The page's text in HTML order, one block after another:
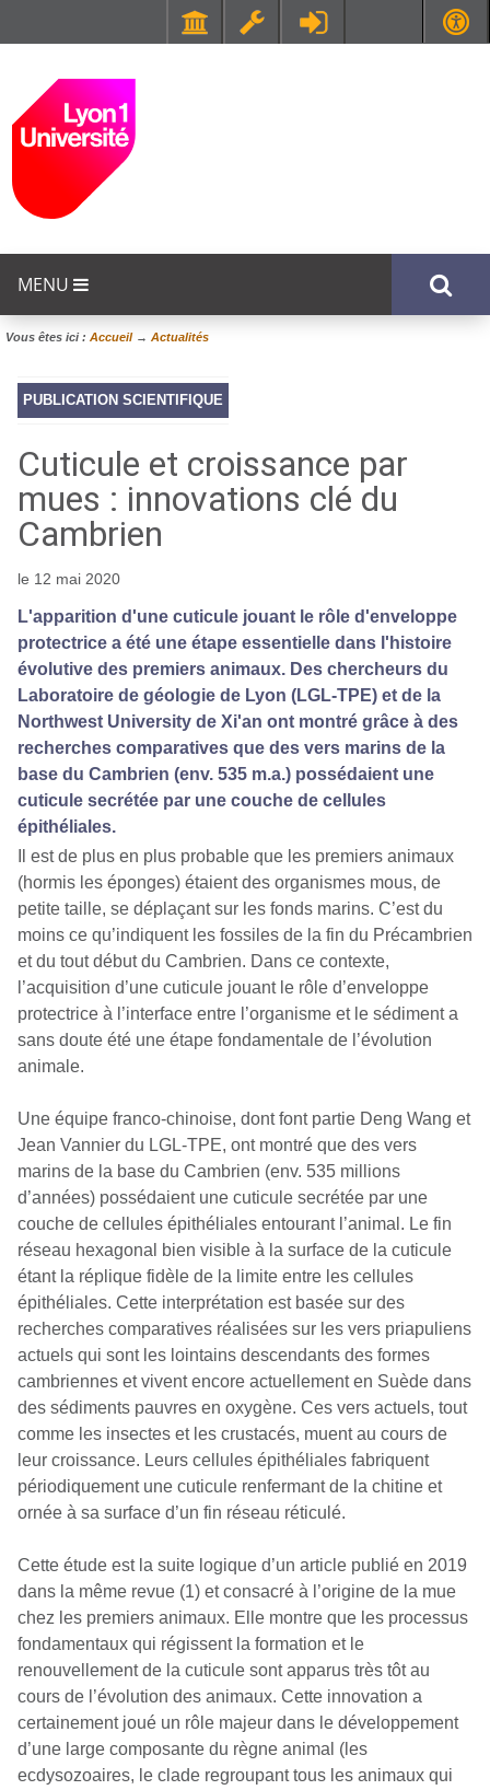
MENU
Vous êtes ici : Accueil→ Actualités
PUBLICATION SCIENTIFIQUE
Cuticule et croissance par
mues : innovations clé du
Cambrien
le 12 mai 2020
L'apparition d'une cuticule jouant le rôle d'enveloppe
protectrice a été une étape essentielle dans l'histoire
évolutive des premiers animaux. Des chercheurs du
Laboratoire de géologie de Lyon (LGL-TPE) et de la
Northwest University de Xi'an ont montré grâce à des
recherches comparatives que des vers marins de la
base du Cambrien (env. 535 m.a.) possédaient une
cuticule secrétée par une couche de cellules
épithéliales.
Il est de plus en plus probable que les premiers animaux
(hormis les éponges) étaient des organismes mous, de
petite taille, se déplaçant sur les fonds marins. C’est du
moins ce qu’indiquent les fossiles de la fin du Précambrien
et du tout début du Cambrien. Dans ce contexte,
l’acquisition d’une cuticule jouant le rôle d’enveloppe
protectrice à l’interface entre l’organisme et le sédiment a
sans doute été une étape fondamentale de l’évolution
animale.
Une équipe franco-chinoise, dont font partie Deng Wang et
Jean Vannier du LGL-TPE, ont montré que des vers
marins de la base du Cambrien (env. 535 millions
d’années) possédaient une cuticule secrétée par une
couche de cellules épithéliales entourant l’animal. Le fin
réseau hexagonal bien visible à la surface de la cuticule
étant la réplique fidèle de la limite entre les cellules
épithéliales. Cette interprétation est basée sur des
recherches comparatives réalisées sur les vers priapuliens
actuels qui sont les lointains descendants des formes
cambriennes et vivent encore actuellement en Suède dans
des sédiments pauvres en oxygène. Ces vers actuels, tout
comme les insectes et les crustacés, muent au cours de
leur croissance. Leurs cellules épithéliales fabriquent
périodiquement une cuticule renfermant de la chitine et
ornée à sa surface d’un fin réseau réticulé.
Cette étude est la suite logique d’un article publié en 2019
dans la même revue (1) et consacré à l’origine de la mue
chez les premiers animaux. Elle montre que les processus
fondamentaux qui régissent la formation et le
renouvellement de la cuticule sont apparus très tôt au
cours de l’évolution des animaux. Cette innovation a
certainement joué un rôle majeur dans le développement
d’une large composante du règne animal (les
ecdysozoaires, le clade regroupant tous les animaux qui